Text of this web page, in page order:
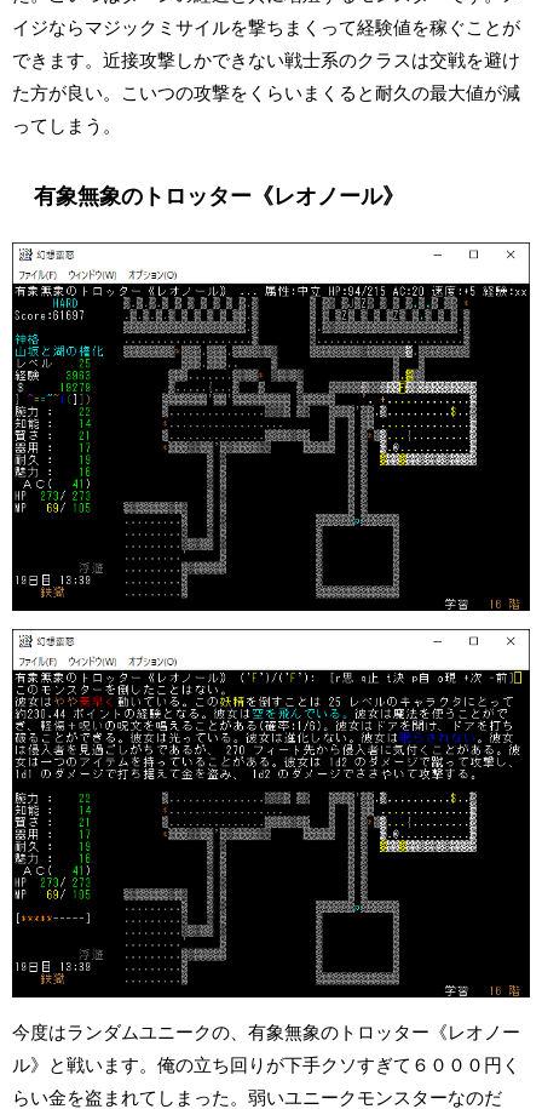
イジならマジックミサイルを撃ちまくって経験値を稼ぐことが
できます。近接攻撃しかできない戦士系のクラスは交戦を避け
た方が良い。こいつの攻撃をくらいまくると耐久の最大値が減
ってしまう。
有象無象のトロッター《レオノール》
今度はランダムユニークの、有象無象のトロッター《レオノー
ル》と戦います。俺の立ち回りが下手クソすぎて６０００円く
らい金を盗まれてしまった。弱いユニークモンスターなのだ